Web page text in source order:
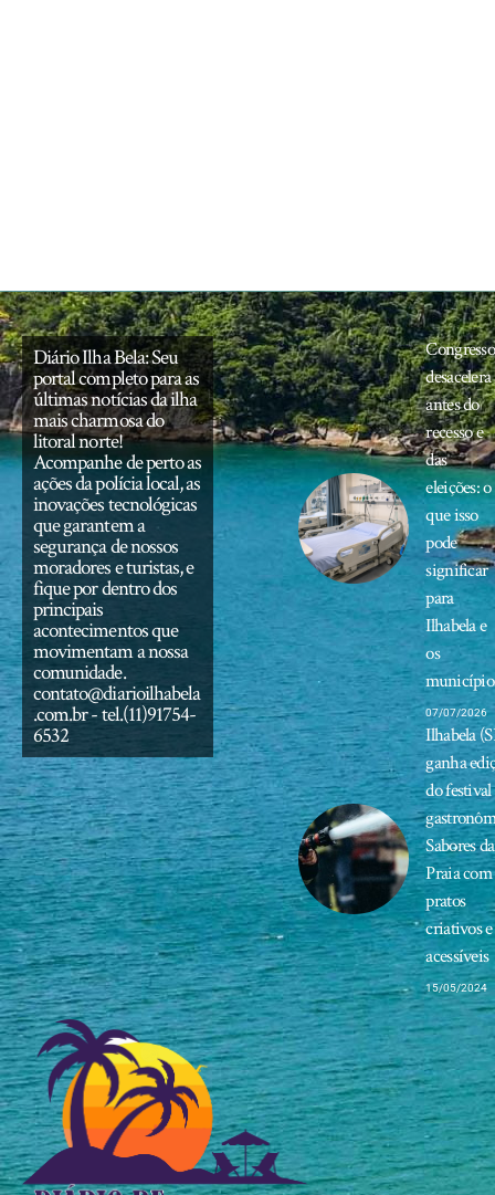
Diário Ilha Bela: Seu
portal completo para as
últimas notícias da ilha
mais charmosa do
litoral norte!
Acompanhe de perto as
ações da polícia local, as
inovações tecnológicas
que garantem a
segurança de nossos
moradores e turistas, e
fique por dentro dos
principais
acontecimentos que
movimentam a nossa
comunidade.
contato@diarioilhabela
.com.br- tel.(11)91754-
6532
Congresso
desacelera
antes do
recesso e
das
eleições: o
que isso
pode
significar
para
Ilhabela e
os
07/07/2026
Ilhabela
ganha
do festival
Sabores da
Praia com
pratos
criativos e
acessíveis
15/05/2024